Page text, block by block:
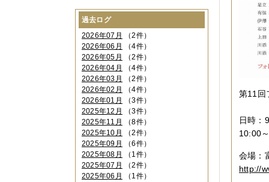
第11回
日時：
10:00
会場：
http://
過去ログ
2026年07月
（2件）
2026年06月
（4件）
2026年05月
（2件）
2026年04月
（4件）
2026年03月
（2件）
2026年02月
（4件）
2026年01月
（3件）
2025年12月
（3件）
2025年11月
（8件）
2025年10月
（2件）
2025年09月
（6件）
2025年08月
（1件）
2025年07月
（2件）
2025年06月
（1件）